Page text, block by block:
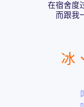
在宿舍度
而跟我
冰